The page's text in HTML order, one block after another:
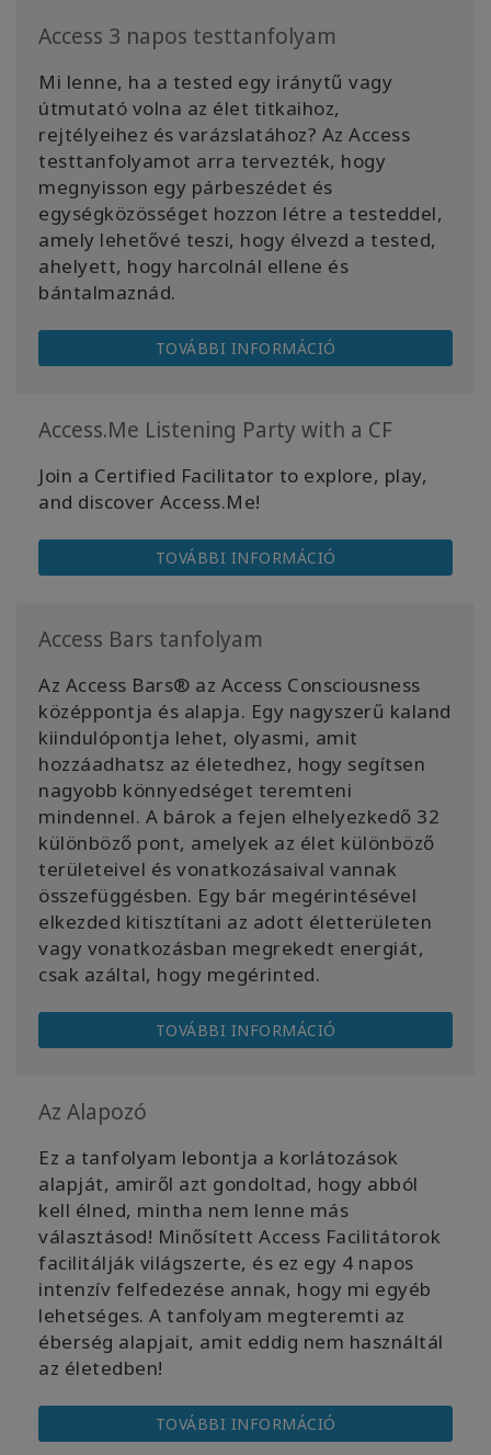
Access 3 napos testtanfolyam
Mi lenne, ha a tested egy iránytű vagy
útmutató volna az élet titkaihoz,
rejtélyeihez és varázslatához? Az Access
testtanfolyamot arra tervezték, hogy
megnyisson egy párbeszédet és
egységközösséget hozzon létre a testeddel,
amely lehetővé teszi, hogy élvezd a tested,
ahelyett, hogy harcolnál ellene és
bántalmaznád.
TOVÁBBI INFORMÁCIÓ
Access.Me Listening Party with a CF
Join a Certified Facilitator to explore, play,
and discover Access.Me!
TOVÁBBI INFORMÁCIÓ
Access Bars tanfolyam
Az Access Bars® az Access Consciousness
középpontja és alapja. Egy nagyszerű kaland
kiindulópontja lehet, olyasmi, amit
hozzáadhatsz az életedhez, hogy segítsen
nagyobb könnyedséget teremteni
mindennel. A bárok a fejen elhelyezkedő 32
különböző pont, amelyek az élet különböző
területeivel és vonatkozásaival vannak
összefüggésben. Egy bár megérintésével
elkezded kitisztítani az adott életterületen
vagy vonatkozásban megrekedt energiát,
csak azáltal, hogy megérinted.
TOVÁBBI INFORMÁCIÓ
Az Alapozó
Ez a tanfolyam lebontja a korlátozások
alapját, amiről azt gondoltad, hogy abból
kell élned, mintha nem lenne más
választásod! Minősített Access Facilitátorok
facilitálják világszerte, és ez egy 4 napos
intenzív felfedezése annak, hogy mi egyéb
lehetséges. A tanfolyam megteremti az
éberség alapjait, amit eddig nem használtál
az életedben!
TOVÁBBI INFORMÁCIÓ